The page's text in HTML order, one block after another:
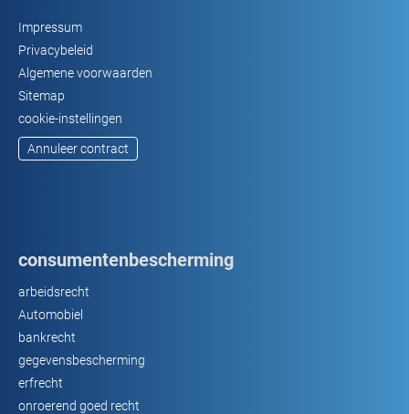
Impressum
Privacybeleid
Algemene voorwaarden
Sitemap
cookie-instellingen
Annuleer contract
consumentenbescherming
arbeidsrecht
Automobiel
bankrecht
gegevensbescherming
erfrecht
onroerend goed recht